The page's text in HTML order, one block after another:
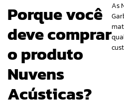
Porque você
deve comprar
o produto
Nuvens
Acústicas?
As